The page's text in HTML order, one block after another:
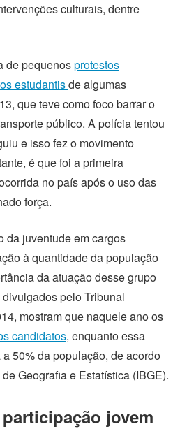
culturais, dentre
de pequenosprotestos
estudantisde algumas
que teve como foco barrar o
público. A polícia tentou
e isso fez o movimento
é que foi a primeira
no país após o uso das
força.
da juventude em cargos
à quantidade da população
da atuação desse grupo
pelo Tribunal
mostram que naquele ano os
candidatos, enquanto essa
50% da população, de acordo
Geografia e Estatística (IBGE).
jovem